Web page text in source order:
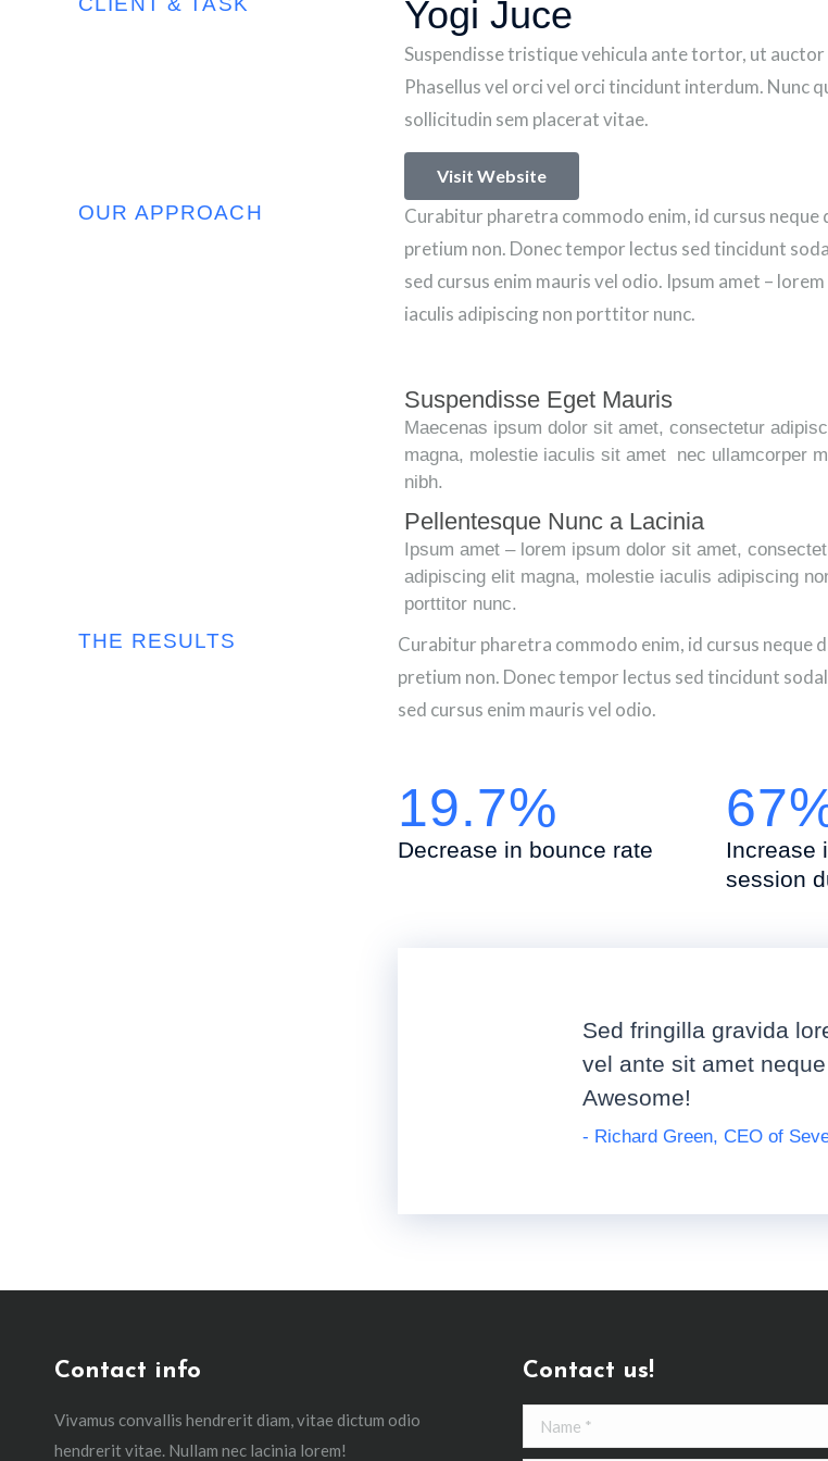
Yogi Juce
Suspendisse tristique vehicula ante tortor, ut
Phasellus vel orci vel orci tincidunt interdum. Nunc
sollicitudin sem placerat vitae.
Visit Website
OUR APPROACH
Curabitur pharetra commodo enim, id cursus
pretium non. Donec tempor lectus sed tincidunt
sed cursus enim mauris vel odio. Ipsum amet –
iaculis adipiscing non porttitor nunc.
Suspendisse Eget Mauris
Maecenas ipsum dolor sit amet, consectetur
magna, molestie iaculis sit amet nec ullamcorper
nibh.
Pellentesque Nunc a Lacinia
Ipsum amet – lorem ipsum dolor sit amet,
adipiscing elit magna, molestie iaculis adipiscing
porttitor nunc.
THE RESULTS
Curabitur pharetra commodo enim, id cursus neque
pretium non. Donec tempor lectus sed tincidunt
sed cursus enim mauris vel odio.
19.7%
Decrease in bounce rate
Increase
session
Sed fringilla gravida
vel ante sit amet
Awesome!
- Richard Green, CEO of
Contact info
Vivamus convallis hendrerit diam, vitae dictum odio
hendrerit vitae. Nullam nec lacinia lorem!
Contact us!
Name *